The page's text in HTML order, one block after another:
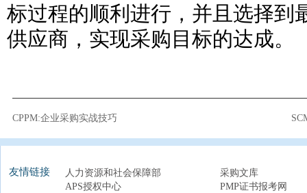
标过程的顺利进行，并且选择到
供应商，实现采购目标的达成。
CPPM:企业采购实战技巧
友情链接 人力资源和社会保障部
采购文库
APS授权中心
PMP证书报考网